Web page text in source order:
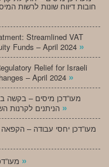
חובות דיווח שונות לרשות
Streamlined VAT
Funds – April 2024 »
Relief for Israeli
– April 2024 »
מעו”דכן מיסים – בקשה
»
»